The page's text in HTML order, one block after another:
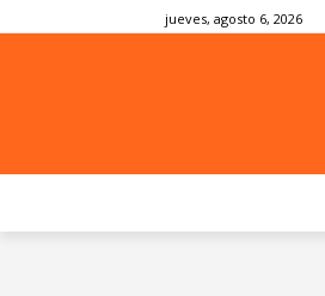
jueves, agosto 6, 2026